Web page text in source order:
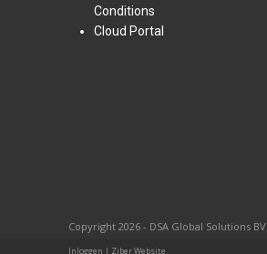
Conditions
Cloud Portal
Copyright 2026 - DSA Global Solutions BV
Inloggen | Ziber Website